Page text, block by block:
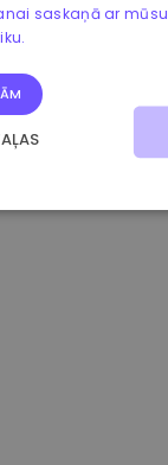
saskaņā ar mūsu